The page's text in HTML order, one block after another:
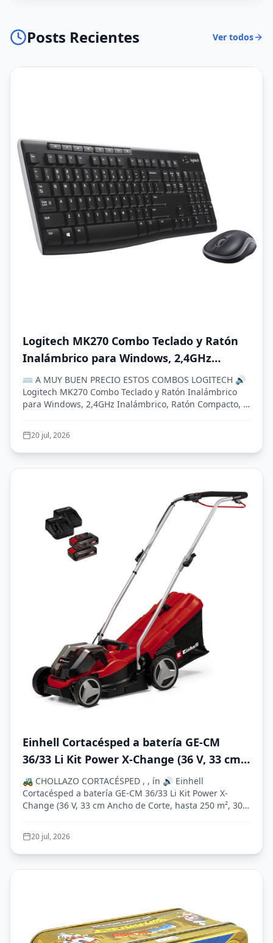
Posts Recientes Ver todos
Logitech MK270 Combo Teclado y Ratón
Inalámbrico para Windows, 2,4GHz
Inalámbrico, Ratón Compacto, 8 Teclas
Multimedia y de Acceso Directo, 2 años
de batería, PC, PC Portátil, QWERTY
⌨️ A MUY BUEN PRECIO ESTOS COMBOS LOGITECH 🔊
Logitech MK270 Combo Teclado y Ratón Inalámbrico
para Windows, 2,4GHz Inalámbrico, Ratón Compacto, 8
20 jul, 2026
Einhell Cortacésped a batería GE-CM
36/33 Li Kit Power X-Change (36 V, 33 cm
Ancho de Corte, hasta 250 m², 30L Bolsa
recolectora, 25-65 mm Altura de Corte,
con 2X 2,5 Ah baterías + 2X cargadore)
🚜 CHOLLAZO CORTACÉSPED , , ín 🔊 Einhell
Cortacésped a batería GE-CM 36/33 Li Kit Power X-
Change (36 V, 33 cm Ancho de Corte, hasta 250 m², 30L
20 jul, 2026